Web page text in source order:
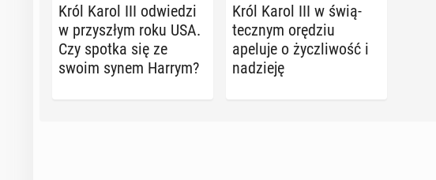
Król Karol III od­wie­dzi
w przy­szłym roku USA.
Czy spotka się ze
swoim synem Harrym?
Król Karol III w świą­
tecz­nym orędziu
apeluje o życz­li­wość i
na­dzie­ję